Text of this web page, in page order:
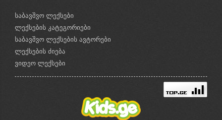
საბავშვო ლექსები
ლექსების კატეგორიები
საბავშვო ლექსების ავტორები
ლექსების ძიება
ვიდეო ლექსები